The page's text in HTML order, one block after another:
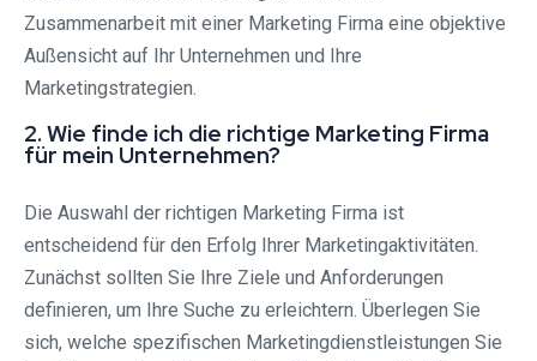
Zusammenarbeit mit einer Marketing Firma eine objektive
Außensicht auf Ihr Unternehmen und Ihre
Marketingstrategien.
2. Wie finde ich die richtige Marketing Firma
für mein Unternehmen?
Die Auswahl der richtigen Marketing Firma ist
entscheidend für den Erfolg Ihrer Marketingaktivitäten.
Zunächst sollten Sie Ihre Ziele und Anforderungen
definieren, um Ihre Suche zu erleichtern. Überlegen Sie
sich, welche spezifischen Marketingdienstleistungen Sie